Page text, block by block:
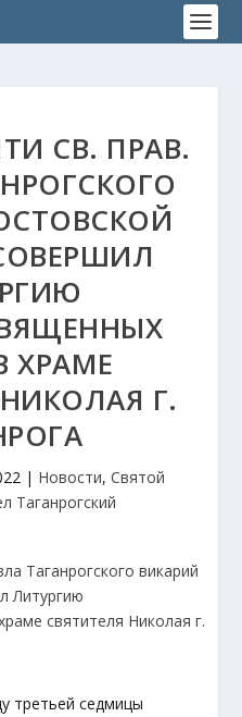
СВ. ПРАВ.
ХРАМЕ
Г.
| Новости, Святой
Таганрогский
третьей седмицы